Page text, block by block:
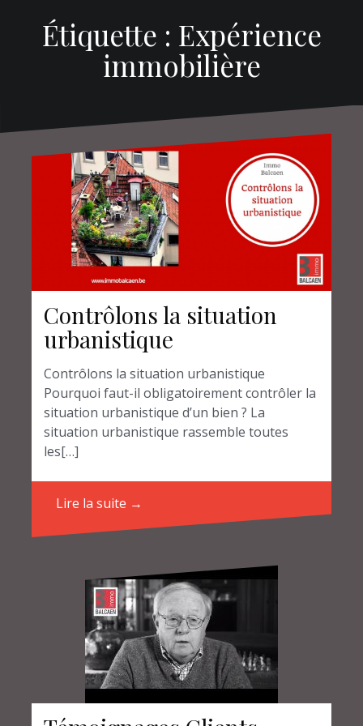
Étiquette : Expérience
immobilière
Contrôlons la situation
urbanistique
Contrôlons la situation urbanistique
Pourquoi faut-il obligatoirement contrôler la
situation urbanistique d’un bien ? La
situation urbanistique rassemble toutes
les[…]
Lire la suite →